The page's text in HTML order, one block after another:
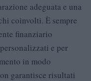
adeguata e una
coinvolti. È sempre
finanziario
e per
in modo
garantisce risultati